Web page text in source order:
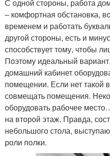
С одной стороны, работа
– комфортная обстановка,
временем и работать
другой стороны, есть и
способствует тому, чтобы
Поэтому идеальный
домашний кабинет
помещении. Если нет такой
совмещать помещения.
оборудовать рабочее
на второй этаж. Правда,
небольшого стола,
роли полки.